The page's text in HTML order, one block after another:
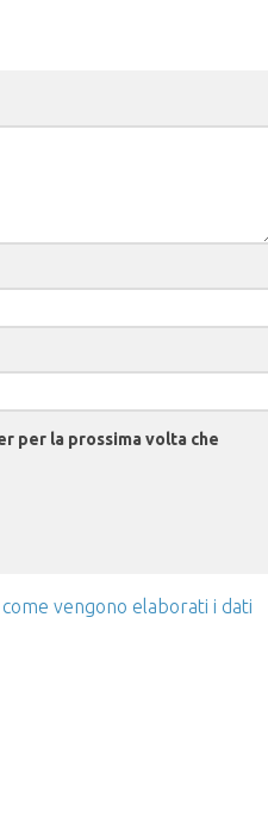
per la prossima volta che
vengono elaborati i dati